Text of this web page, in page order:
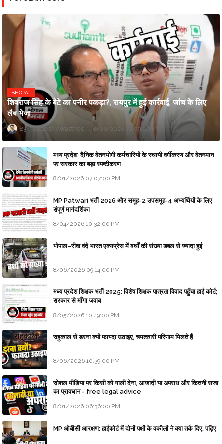
BHOPAL
शिवराज सिंह के बेटे का पनीर पकड़ा?, रायपुर में हुई कार्रवाई, जांच के लिए
लैब भेजा
Updesh Awasthee 8/06/2026 10:09:00 PM
मध्य प्रदेश: दैनिक वेतनभोगी कर्मचारियों के स्थायी वर्गीकरण और वेतनमान
पर सरकार का बड़ा स्पष्टीकरण
8/01/2026 07:07:00 PM
MP Patwari भर्ती 2026 और समूह-2 उपसमूह-4 अभ्यर्थियों के लिए
संपूर्ण मार्गदर्शिका
8/04/2026 10:32:00 PM
भोपाल–रीवा वंदे भारत एक्सप्रेस में बर्थों की संख्या डबल से ज्यादा हुई
8/06/2026 09:14:00 PM
मध्य प्रदेश शिक्षक भर्ती 2025: विशेष शिक्षक पात्रता विवाद पहुँचा हाई कोर्ट;
सरकार से माँगा जवाब
8/05/2026 10:49:00 PM
राहुकाल से डरना क्यों फायदा उठाइए, चमत्कारी परिणाम मिलते हैं
8/06/2026 10:39:00 PM
सोशल मीडिया पर किसी को गाली देना, आजादी या अपराध और कितनी सजा
का प्रावधान - free legal advice
8/01/2026 06:36:00 PM
MP ओबीसी आरक्षण: हाईकोर्ट में दोनों पक्षों के वकीलों ने क्या तर्क दिए, पढ़िए